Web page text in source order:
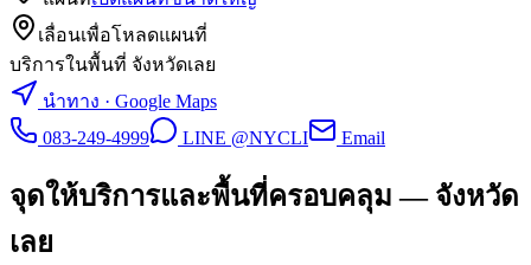
เลื่อนเพื่อโหลดแผนที่
บริการในพื้นที่ จังหวัดเลย
นำทาง · Google Maps
083-249-4999
LINE @NYCLI Email
จุดให้บริการและพื้นที่ครอบคลุม — จังหวัด
เลย